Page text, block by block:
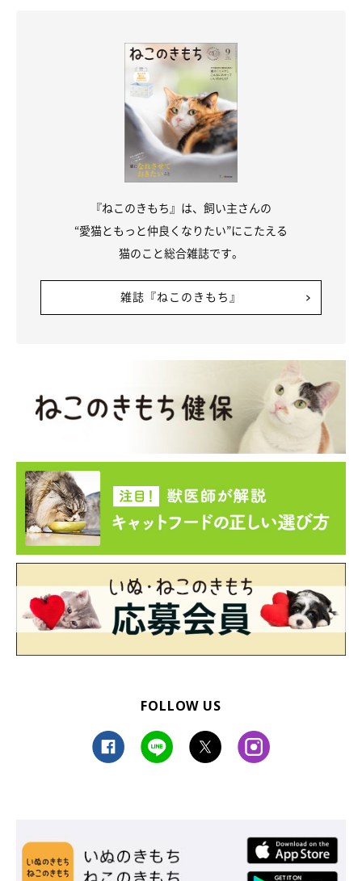
『ねこのきもち』は、飼い主さんの
“愛猫ともっと仲良くなりたい”にこたえる
猫のこと総合雑誌です。
雑誌『ねこのきもち』
FOLLOW US